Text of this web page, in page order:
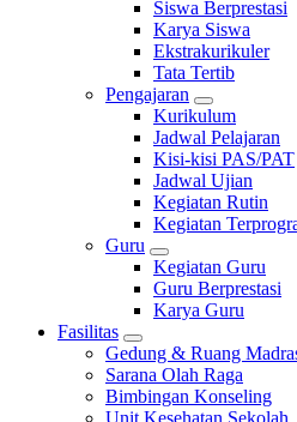
Siswa Berprestasi
Karya Siswa
Ekstrakurikuler
Tata Tertib
Pengajaran
Kurikulum
Jadwal Pelajaran
Kisi-kisi PAS/PAT
Jadwal Ujian
Kegiatan Rutin
Kegiatan
Guru
Kegiatan Guru
Guru Berprestasi
Karya Guru
Fasilitas
Gedung & Ruang
Sarana Olah Raga
Bimbingan Konseling
Unit Kesehatan Sekolah